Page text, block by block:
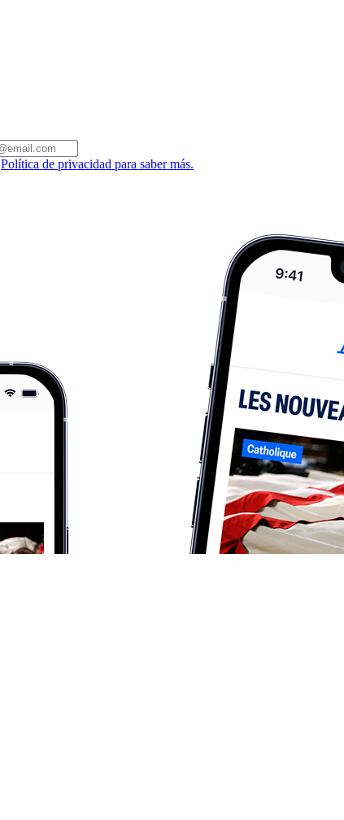
Política de privacidad para saber más.